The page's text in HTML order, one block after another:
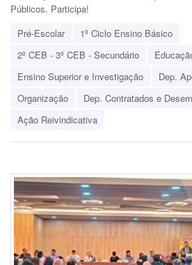
Públicos. Participa!
Pré-Escolar
1º Ciclo Ensino Básico
2º CEB - 3º CEB - Secundário
Ensino Superior e Investigação
Dep.
Organização
Dep. Contratados e
Ação Reivindicativa